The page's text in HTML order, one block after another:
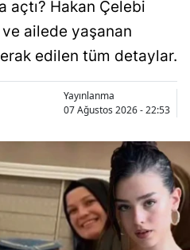
açtı? Hakan Çelebi
ailede yaşanan
edilen tüm detaylar.
Yayınlanma
07 Ağustos 2026 - 22:53